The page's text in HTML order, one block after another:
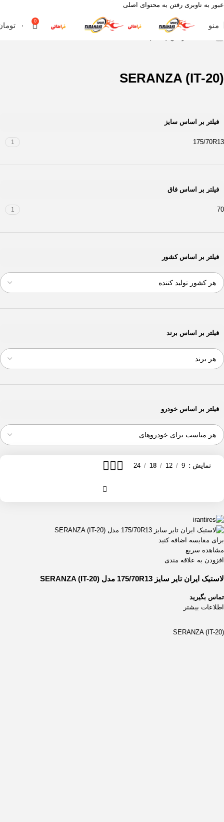
عبور به ناوبری رفتن به محتوای اصلی
منو 0 ۰
(SERANZA (IT-20
فیلتر بر اساس سایز
175/70R13
1
فیلتر بر اساس فاق
70
1
فیلتر بر اساس کشور
فیلتر بر اساس برند
فیلتر بر اساس خودرو
نمایش 9
12
18
24
برای مقایسه اضافه کنید
مشاهده سریع
افزودن به علاقه مندی
لاستیک ایران تایر سایز 175/70R13 مدل (SERANZA (IT-20
تماس بگیرید
اطلاعات بیشتر
(SERANZA (IT-20